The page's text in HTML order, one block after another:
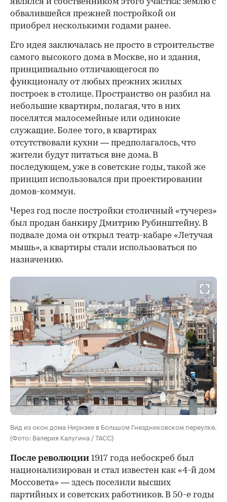
являлся и собственником этого участка: землю с
обвалившейся прежней постройкой он
приобрел несколькими годами ранее.
Его идея заключалась не просто в строительстве
самого высокого дома в Москве, но и здания,
принципиально отличающегося по
функционалу от любых прежних жилых
построек в столице. Пространство он разбил на
небольшие квартиры, полагая, что в них
поселятся малосемейные или одинокие
служащие. Более того, в квартирах
отсутствовали кухни — предполагалось, что
жители будут питаться вне дома. В
последующем, уже в советские годы, такой же
принцип использовался при проектировании
домов-коммун.
Через год после постройки столичный «тучерез»
был продан банкиру Дмитрию Рубинштейну. В
подвале дома он открыл театр-кабаре «Летучая
мышь», а квартиры стали использоваться по
назначению.
Вид из окон дома Нирнзее в Большом Гнездниковском переулке.
(Фото: Валерия Калугина / ТАСС)
После революции 1917 года небоскреб был
национализирован и стал известен как «4-й дом
Моссовета» — здесь поселили высших
партийных и советских работников. В 50-е годы